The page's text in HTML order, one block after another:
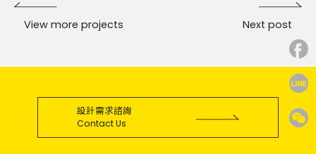
View more projects Next post
設計需求諮詢
Contact Us